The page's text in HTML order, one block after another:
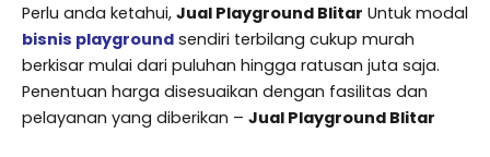
Perlu anda ketahui, Jual Playground Blitar Untuk modal
bisnis playground sendiri terbilang cukup murah
berkisar mulai dari puluhan hingga ratusan juta saja.
Penentuan harga disesuaikan dengan fasilitas dan
pelayanan yang diberikan – Jual Playground Blitar